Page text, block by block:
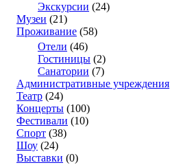
Экскурсии (24)
Музеи (21)
Проживание (58)
Отели (46)
Гостиницы (2)
Санатории (7)
Административные учреждения
Театр (24)
Концерты (100)
Фестивали (10)
Спорт (38)
Шоу (24)
Выставки (0)